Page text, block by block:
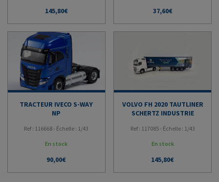
145,80€ 37,60€
TRACTEUR IVECO S-WAY
NP
Ref : 116668 - Échelle : 1/43
En stock
90,00€
VOLVO FH 2020 TAUTLINER
SCHERTZ INDUSTRIE
Ref : 117085 - Échelle : 1/43
En stock
145,80€